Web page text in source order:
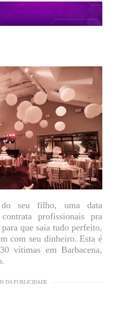
seu filho, uma data
profissionais pra
que saia tudo perfeito,
com seu dinheiro. Esta é
vítimas em Barbacena,
DA PUBLICIDADE